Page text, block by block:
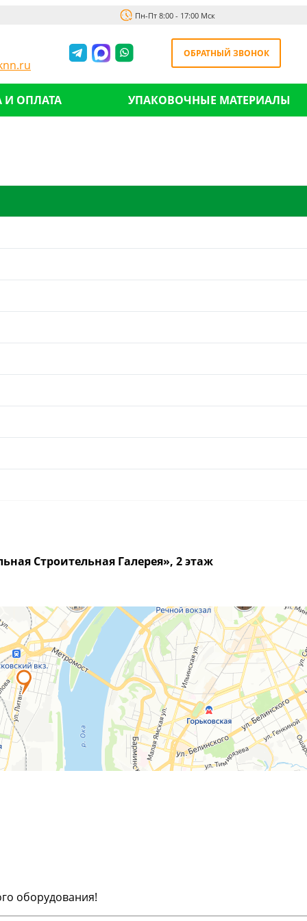
Пн-Пт 8:00 - 17:00 Мск
ОБРАТНЫЙ ЗВОНОК
И ОПЛАТА УПАКОВОЧНЫЕ МАТЕРИАЛЫ
Строительная Галерея», 2 этаж
оборудования!